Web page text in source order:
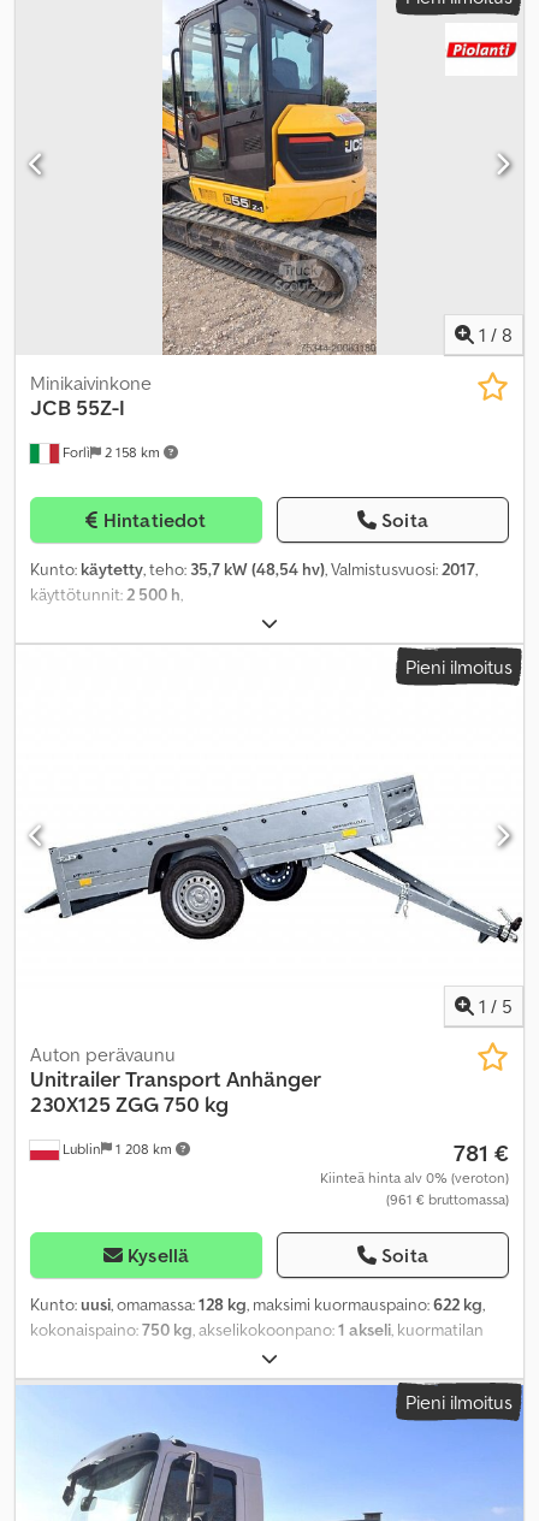
1 / 8
Forlì 2 158 km
Minikaivinkone
JCB 55Z-I
Hintatiedot Soita
Kunto: käytetty, teho: 35,7 kW (48,54 hv), Valmistusvuosi:2017,
käyttötunnit:2 500 h,
Pieni ilmoitus
1 / 5
Lublin 1 208 km
Auton perävaunu
UnitrailerTransport Anhänger
230X125 ZGG 750 kg
781 €
Kiinteä hinta alv 0% (veroton)
(961 € bruttomassa)
Kysellä Soita
Kunto:uusi, omamassa:128 kg, maksimi kuormauspaino:622 kg,
kokonaispaino:750 kg, akselikokoonpano:1 akseli, kuormatilan
, lastitilan leveys:1 256 mm
300 mm, kuormatilan tilavuus:0,7 m³, jousitus:muu, renkaan koko:
2023, Varusteet:
perävaunukytkin,
Pieni ilmoitus